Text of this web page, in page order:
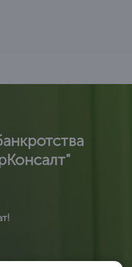
сертификат по
на использ